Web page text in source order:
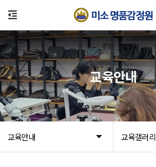
교육안내 교육갤러리
교육안내